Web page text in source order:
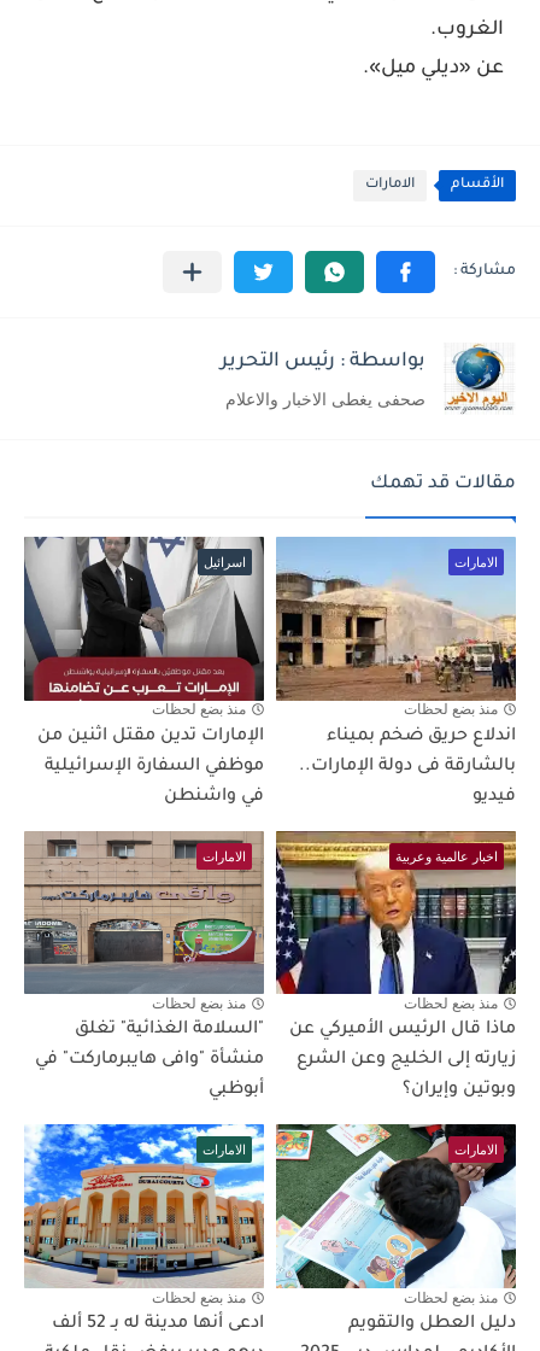
الغروب.
عن «ديلي ميل».
الأقسام الامارات
بواسطة : رئيس التحرير
صحفى يغطى الاخبار والاعلام
مقالات قد تهمك
الامارات
منذ بضع لحظات
اندلاع حريق ضخم بميناء
بالشارقة فى دولة الإمارات..
فيديو
اسرائيل
منذ بضع لحظات
الإمارات تدين مقتل اثنين من
موظفي السفارة الإسرائيلية
في واشنطن
اخبار عالمية وعربية
منذ بضع لحظات
ماذا قال الرئيس الأميركي عن
زيارته إلى الخليج وعن الشرع
وبوتين وإيران؟
الامارات
منذ بضع لحظات
"السلامة الغذائية" تغلق
منشأة "وافى هايبرماركت" في
أبوظبي
الامارات
منذ بضع لحظات
دليل العطل والتقويم
الامارات
منذ بضع لحظات
ادعى أنها مدينة له بـ 52 ألف